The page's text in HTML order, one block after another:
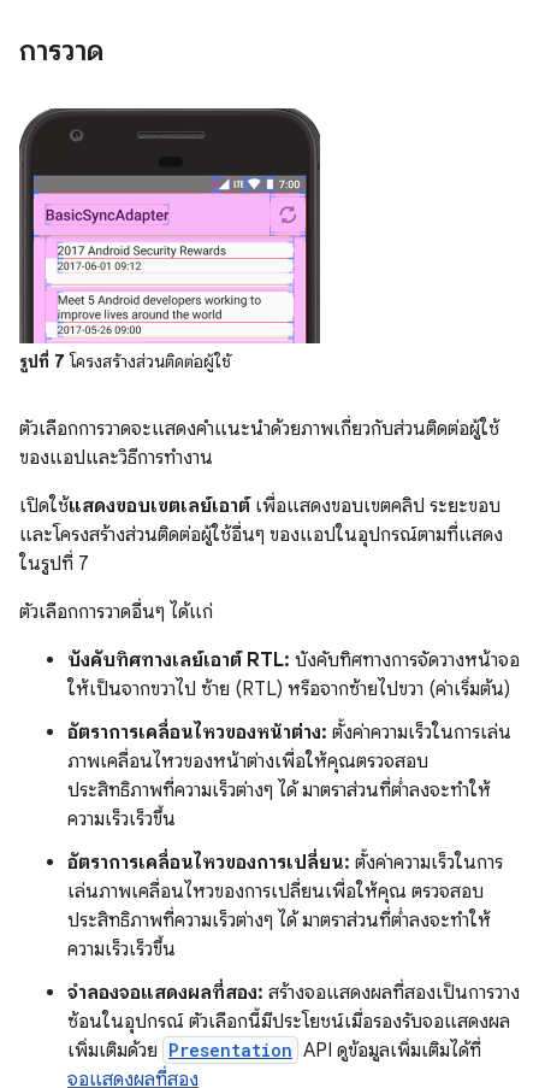
การวาด
รูปที่ 7 โครงสร้างส่วนติดต่อผู้ใช้
ตัวเลือกการวาดจะแสดงคำแนะนำด้วยภาพเกี่ยวกับส่วนติดต่อผู้ใช้
ของแอปและวิธีการทำงาน
เปิดใช้แสดงขอบเขตเลย์เอาต์เพื่อแสดงขอบเขตคลิป ระยะขอบ
และโครงสร้างส่วนติดต่อผู้ใช้อื่นๆ ของแอปในอุปกรณ์ตามที่แสดง
ในรูปที่ 7
ตัวเลือกการวาดอื่นๆ ได้แก่
บังคับทิศทางเลย์เอาต์ RTL: บังคับทิศทางการจัดวางหน้าจอ
ให้เป็นจากขวาไป ซ้าย (RTL) หรือจากซ้ายไปขวา (ค่าเริ่มต้น)
อัตราการเคลื่อนไหวของหน้าต่าง: ตั้งค่าความเร็วในการเล่น
ภาพเคลื่อนไหวของหน้าต่างเพื่อให้คุณตรวจสอบ
ประสิทธิภาพที่ความเร็วต่างๆ ได้ มาตราส่วนที่ต่ำลงจะทำให้
ความเร็วเร็วขึ้น
อัตราการเคลื่อนไหวของการเปลี่ยน: ตั้งค่าความเร็วในการ
เล่นภาพเคลื่อนไหวของการเปลี่ยนเพื่อให้คุณ ตรวจสอบ
ประสิทธิภาพที่ความเร็วต่างๆ ได้ มาตราส่วนที่ต่ำลงจะทำให้
ความเร็วเร็วขึ้น
จำลองจอแสดงผลที่สอง: สร้างจอแสดงผลที่สองเป็นการวาง
ซ้อนในอุปกรณ์ ตัวเลือกนี้มีประโยชน์เมื่อรองรับจอแสดงผล
เพิ่มเติมด้วย Presentation API ดูข้อมูลเพิ่มเติมได้ที่
จอแสดงผลที่สอง